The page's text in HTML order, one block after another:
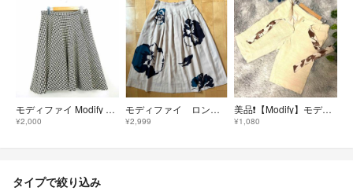
モディファイ Modify フレアスカート 千鳥柄 ひざ丈 ウール カシミヤ混
¥2,000
モディファイ ロングスカート ベージュ色
¥2,999
美品❗️【Modify】モディファイ ハーフパンツ 42 クリーム
¥1,080
タイプで絞り込み